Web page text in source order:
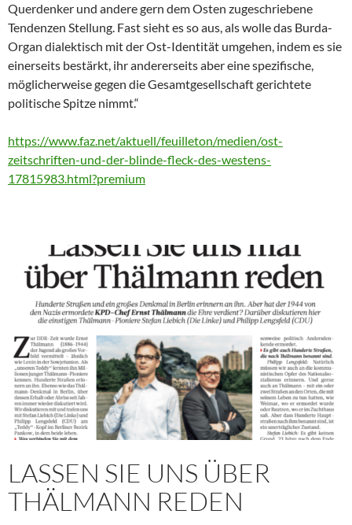
Querdenker und andere gern dem Osten zugeschriebene
Tendenzen Stellung. Fast sieht es so aus, als wolle das Burda-
Organ dialektisch mit der Ost-Identität umgehen, indem es sie
einerseits bestärkt, ihr andererseits aber eine spezifische,
möglicherweise gegen die Gesamtgesellschaft gerichtete
politische Spitze nimmt.“
https://www.faz.net/aktuell/feuilleton/medien/ost-
zeitschriften-und-der-blinde-fleck-des-westens-
17815983.html?premium
LASSEN SIE UNS ÜBER
THÄLMANN REDEN